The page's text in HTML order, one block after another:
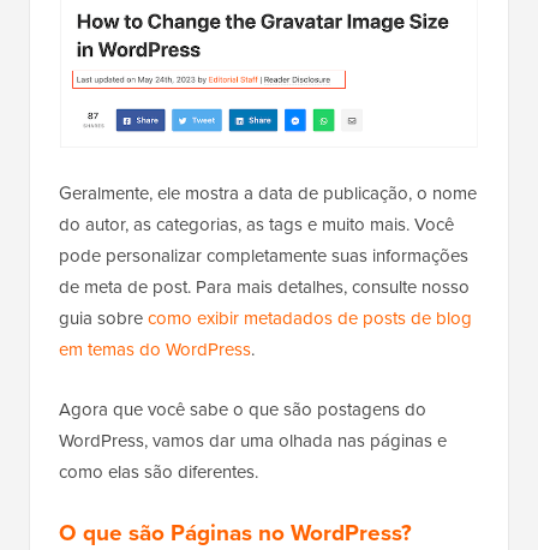
Geralmente, ele mostra a data de publicação, o nome
do autor, as categorias, as tags e muito mais. Você
pode personalizar completamente suas informações
de meta de post. Para mais detalhes, consulte nosso
guia sobrecomo exibir metadados de posts de blog
em temas do WordPress.
Agora que você sabe o que são postagens do
WordPress, vamos dar uma olhada nas páginas e
como elas são diferentes.
O que são Páginas no WordPress?